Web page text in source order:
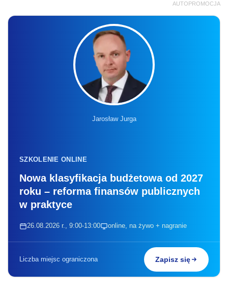
AUTOPROMOCJA
Jarosław Jurga
SZKOLENIE ONLINE
Nowa klasyfikacja budżetowa od 2027
roku – reforma finansów publicznych
w praktyce
26.08.2026 r., 9:00-13:00 online, na żywo + nagranie
Liczba miejsc ograniczona Zapisz się